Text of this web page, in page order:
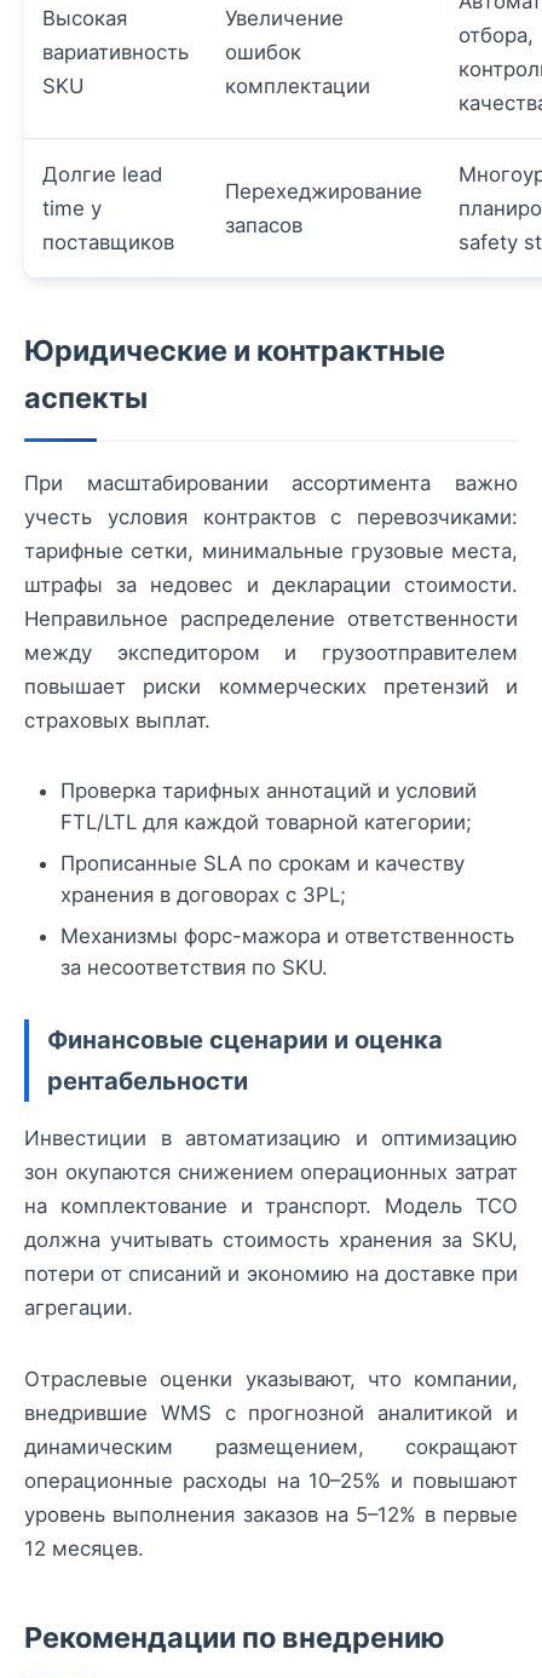
Высокая
вариативность
SKU
Увеличение
ошибок
комплектации
отбора,
Долгие lead
time у
поставщиков
Перехеджирование
запасов
safety
Юридические и контрактные
аспекты
При масштабировании ассортимента важно
учесть условия контрактов с перевозчиками:
тарифные сетки, минимальные грузовые места,
штрафы за недовес и декларации стоимости.
Неправильное распределение ответственности
между экспедитором и грузоотправителем
повышает риски коммерческих претензий и
страховых выплат.
Проверка тарифных аннотаций и условий
FTL/LTL для каждой товарной категории;
Прописанные SLA по срокам и качеству
хранения в договорах с 3PL;
Механизмы форс-мажора и ответственность
за несоответствия по SKU.
Финансовые сценарии и оценка
рентабельности
Инвестиции в автоматизацию и оптимизацию
зон окупаются снижением операционных затрат
на комплектование и транспорт. Модель TCO
должна учитывать стоимость хранения за SKU,
потери от списаний и экономию на доставке при
агрегации.
Отраслевые оценки указывают, что компании,
внедрившие WMS с прогнозной аналитикой и
динамическим размещением, сокращают
операционные расходы на 10–25% и повышают
уровень выполнения заказов на 5–12% в первые
12 месяцев.
Рекомендации по внедрению